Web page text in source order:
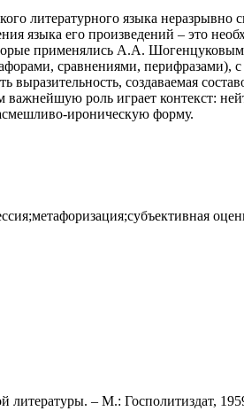
литературного языка
языка его произведений – это
применялись А.А. Шогенцуковым
сравнениями,
выразительность, создаваемая
роль играет контекст:
ироническую форму.
‒ М.: Госполитиздат,